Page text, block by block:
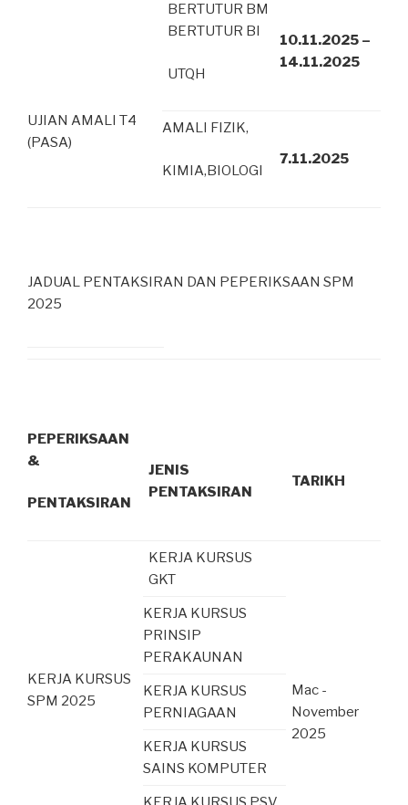
UJIAN AMALI T4
(PASA)
BERTUTUR BM
BERTUTUR BI
UTQH
10.11.2025 –
14.11.2025
AMALI FIZIK,
KIMIA,BIOLOGI
7.11.2025
JADUAL PENTAKSIRAN DAN PEPERIKSAAN SPM
2025
PEPERIKSAAN
&
PENTAKSIRAN
JENIS
PENTAKSIRAN
TARIKH
KERJA KURSUS
SPM 2025
KERJA KURSUS
GKT
Mac -
November
2025
KERJA KURSUS
PRINSIP
PERAKAUNAN
KERJA KURSUS
PERNIAGAAN
KERJA KURSUS
SAINS KOMPUTER